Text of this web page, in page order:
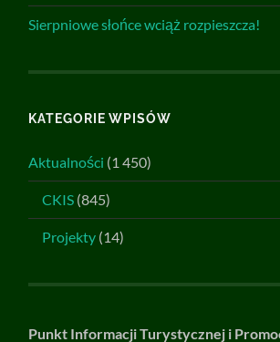
Sierpniowe słońce wciąż rozpieszcza!
KATEGORIE WPISÓW
Aktualności (1 450)
CKIS (845)
Projekty (14)
Punkt Informacji Turystycznej i